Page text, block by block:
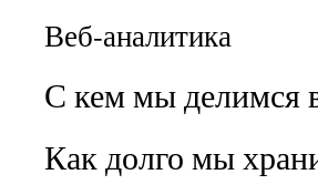
Веб-аналитика
С кем мы
Как долго мы